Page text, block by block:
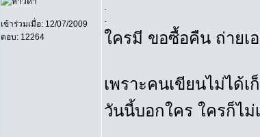
เข้าร่วมเมื่อ: 12/07/2009
ตอบ: 12264
ใครมี ขอซื้อคืน ถ่ายเ
เพราะคนเขียนไม่ได้เ
วันนี้บอกใคร ใครก็ไม่